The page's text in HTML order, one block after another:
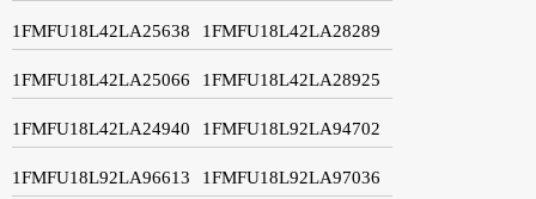
1FMFU18L42LA25638 1FMFU18L42LA28289
1FMFU18L42LA25066 1FMFU18L42LA28925
1FMFU18L42LA24940 1FMFU18L92LA94702
1FMFU18L92LA96613 1FMFU18L92LA97036